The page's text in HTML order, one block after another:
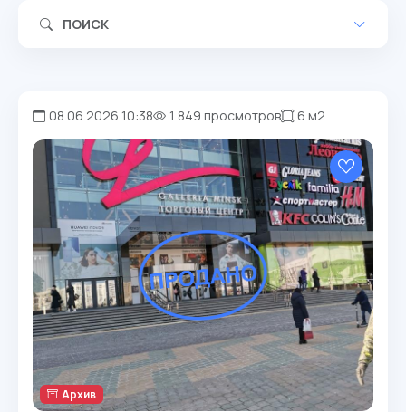
ПОИСК
08.06.2026 10:38 1 849 просмотров 6 м2
Архив